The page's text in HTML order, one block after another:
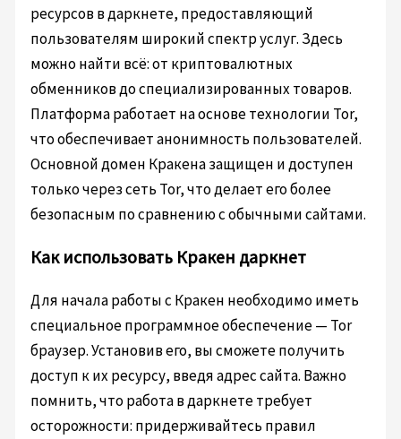
ресурсов в даркнете, предоставляющий
пользователям широкий спектр услуг. Здесь
можно найти всё: от криптовалютных
обменников до специализированных товаров.
Платформа работает на основе технологии Tor,
что обеспечивает анонимность пользователей.
Основной домен Кракена защищен и доступен
только через сеть Tor, что делает его более
безопасным по сравнению с обычными сайтами.
Как использовать Кракен даркнет
Для начала работы с Кракен необходимо иметь
специальное программное обеспечение — Tor
браузер. Установив его, вы сможете получить
доступ к их ресурсу, введя адрес сайта. Важно
помнить, что работа в даркнете требует
осторожности: придерживайтесь правил